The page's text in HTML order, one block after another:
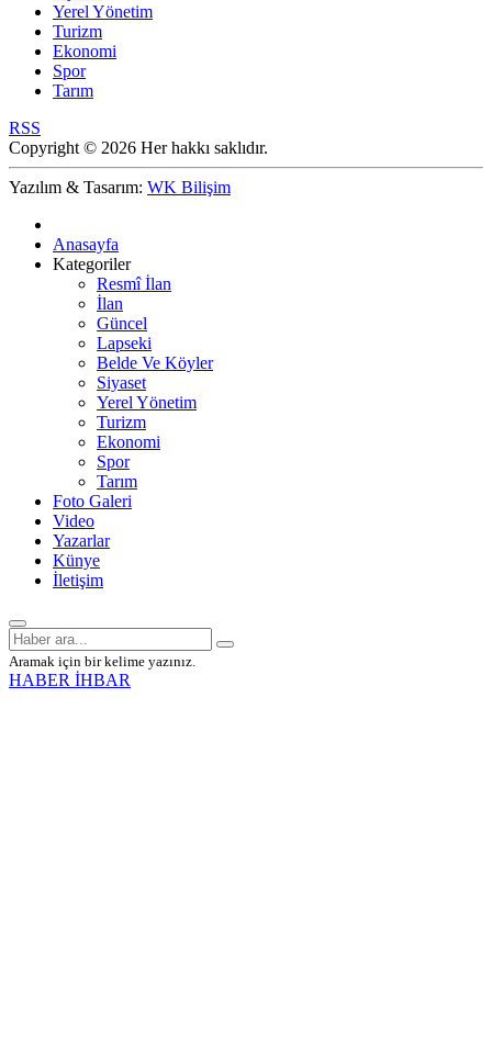
Yerel Yönetim
Turizm
Ekonomi
Spor
Tarım
RSS
Copyright © 2026 Her hakkı saklıdır.
Yazılım & Tasarım: WK Bilişim
Anasayfa
Kategoriler
Resmî İlan
İlan
Güncel
Lapseki
Belde Ve Köyler
Siyaset
Yerel Yönetim
Turizm
Ekonomi
Spor
Tarım
Foto Galeri
Video
Yazarlar
Künye
İletişim
Aramak için bir kelime yazınız.
HABER İHBAR